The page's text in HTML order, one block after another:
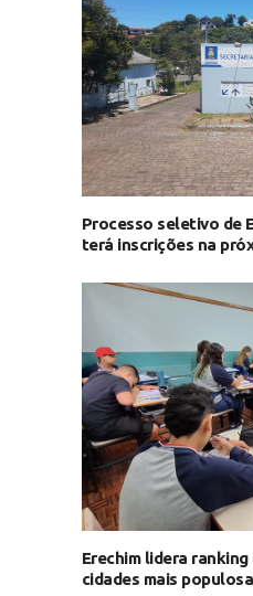
Processo seletivo de
terá inscrições na
Erechim lidera
cidades mais